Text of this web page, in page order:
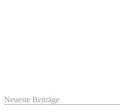
Neueste Beiträge